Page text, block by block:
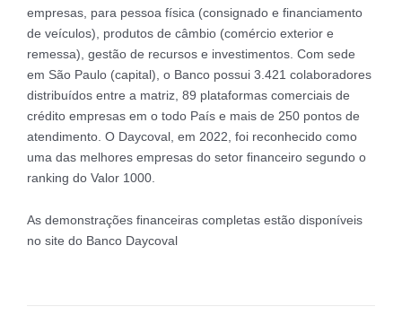
empresas, para pessoa física (consignado e financiamento
de veículos), produtos de câmbio (comércio exterior e
remessa), gestão de recursos e investimentos. Com sede
em São Paulo (capital), o Banco possui 3.421 colaboradores
distribuídos entre a matriz, 89 plataformas comerciais de
crédito empresas em o todo País e mais de 250 pontos de
atendimento. O Daycoval, em 2022, foi reconhecido como
uma das melhores empresas do setor financeiro segundo o
ranking do Valor 1000.
As demonstrações financeiras completas estão disponíveis
no site do Banco Daycoval